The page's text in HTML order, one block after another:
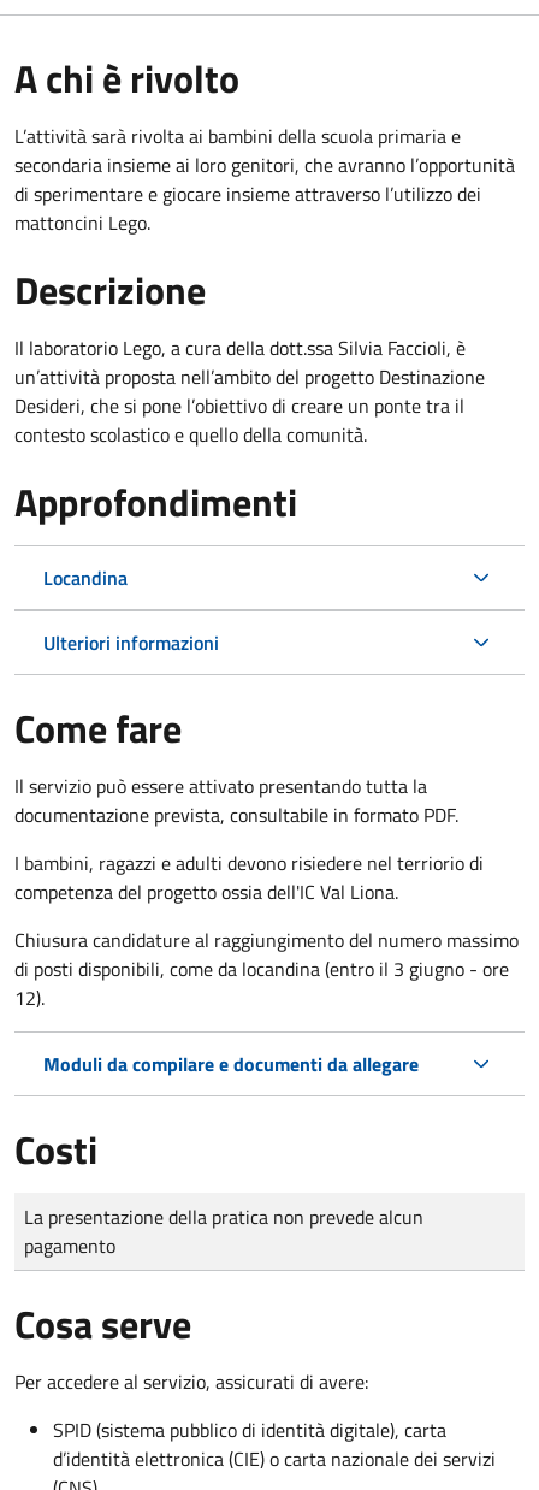
A chi è rivolto
L’attività sarà rivolta ai bambini della scuola primaria e
secondaria insieme ai loro genitori, che avranno l’opportunità
di sperimentare e giocare insieme attraverso l’utilizzo dei
mattoncini Lego.
Descrizione
Il laboratorio Lego, a cura della dott.ssa Silvia Faccioli, è
un’attività proposta nell’ambito del progetto Destinazione
Desideri, che si pone l’obiettivo di creare un ponte tra il
contesto scolastico e quello della comunità.
Approfondimenti
Locandina
Ulteriori informazioni
Come fare
Il servizio può essere attivato presentando tutta la
documentazione prevista, consultabile in formato PDF.
I bambini, ragazzi e adulti devono risiedere nel terriorio di
competenza del progetto ossia dell'IC Val Liona.
Chiusura candidature al raggiungimento del numero massimo
di posti disponibili, come da locandina (entro il 3 giugno - ore
12).
Moduli da compilare e documenti da allegare
Costi
Tipo di pagamento
Importo
La presentazione della pratica non prevede alcun
pagamento
Cosa serve
Per accedere al servizio, assicurati di avere:
SPID (sistema pubblico di identità digitale), carta
d’identità elettronica (CIE) o carta nazionale dei servizi